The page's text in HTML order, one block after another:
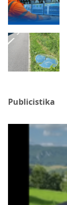
Publicistika